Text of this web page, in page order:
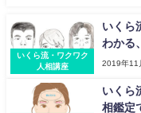
いくら流・ワクワク
人相講座
いくら
わかる
2019年11
いくら
相鑑定